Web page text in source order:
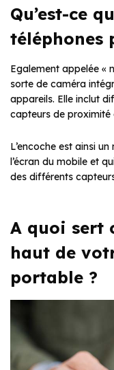
Qu’est-ce
téléphones
Egalement appelée «
sorte de caméra
appareils. Elle inclut
capteurs de proximité
L’encoche est ainsi
l’écran du mobile et
des différents
A quoi sert
haut de
portable ?